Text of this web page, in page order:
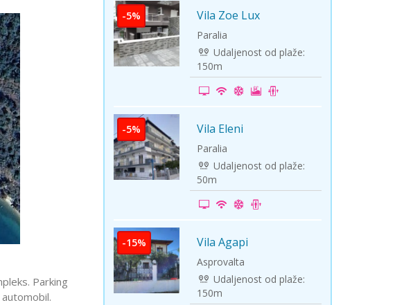
Parking
-5% Vila Zoe Lux
Paralia
Udaljenost od plaže:
150m
-5% Vila Eleni
Paralia
Udaljenost od plaže:
50m
-15% Vila Agapi
Asprovalta
Udaljenost od plaže:
150m